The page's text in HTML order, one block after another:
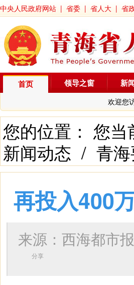
中央人民政府网站 | 省委 | 省人大 | 省
首页
欢迎您
领导之窗 新
您的位置： 您当
新闻动态 / 青
再投入400
来源：西海都
分享